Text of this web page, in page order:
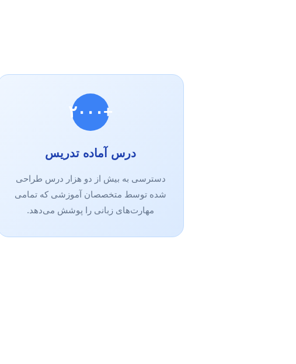
+۲۰۰۰
درس آماده تدریس
دسترسی به بیش از دو هزار درس طراحی
شده توسط متخصصان آموزشی که تمامی
مهارت‌های زبانی را پوشش می‌دهد.